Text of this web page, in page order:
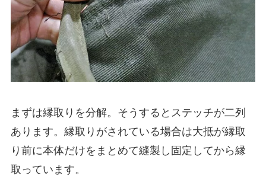
まずは縁取りを分解。そうするとステッチが二列
あります。縁取りがされている場合は大抵が縁取
り前に本体だけをまとめて縫製し固定してから縁
取っています。